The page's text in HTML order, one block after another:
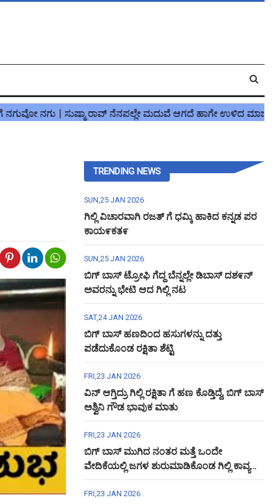
TRENDING NEWS
SUN,25 JAN 2026
ಗಿಲ್ಲಿ ವಿಚಾರವಾಗಿ ರಜತ್ ಗೆ ಧಮ್ಕಿ ಹಾಕಿದ ಕನ್ನಡ ಪರ
ಕಾಯ೯ಕತ೯
SUN,25 JAN 2026
ಬಿಗ್ ಬಾಸ್ ಟ್ರೋಫಿ ಗೆದ್ದ ಬೆನ್ನಲ್ಲೇ ಡಿಬಾಸ್ ದಶ೯ನ್
ಅವರನ್ನು ಭೇಟಿ ಆದ ಗಿಲ್ಲಿ ನಟ
SAT,24 JAN 2026
ಬಿಗ್ ಬಾಸ್ ಹಣದಿಂದ ಹಸುಗಳನ್ನು ದತ್ತು
ಪಡೆದುಕೊಂಡ ರಕ್ಷಿತಾ ಶೆಟ್ಟಿ
FRI,23 JAN 2026
ವಿನ್ ಆಗ್ತಿದ್ರು ಗಿಲ್ಲಿ ರಕ್ಷಿತಾ ಗೆ ಹಣ ಕೊಡ್ತಿದ್ದೆ, ಬಿಗ್ ಬಾಸ್
ಅಶ್ವಿನಿ ಗೌಡ ಭಾವುಕ ಮಾತು
FRI,23 JAN 2026
ಬಿಗ್ ಬಾಸ್ ಮುಗಿದ ನಂತರ ಮತ್ತೆ ಒಂದೇ
ವೇದಿಕೆಯಲ್ಲಿ ಜಗಳ ಶುರುಮಾಡಿಕೊಂಡ ಗಿಲ್ಲಿ ಕಾವ್ಯ
ಅಶ್ವಿನಿ ಗೌಡ
FRI,23 JAN 2026